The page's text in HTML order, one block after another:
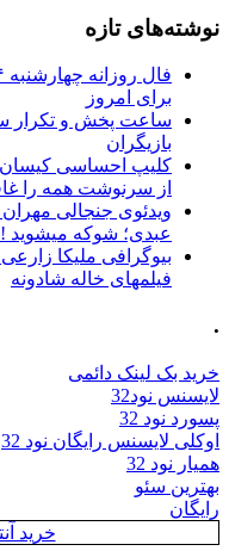
نوشته‌های تازه
برای امروز
ساعت پخش و تکرار
بازیگران
کلیپ احساسی کیسان
از سرنوشت همه را
ویدئوی جنجالی
عبدی؛ شوکه میشوید
بیوگرافی ملیکا
فیلمهای خاله شادونه
.
خرید بک لینک دائمی
لایسنس نود32
پسورد نود 32
اوکلی لایسنس رایگان نود 32
همیار نود 32
بهترین سئو
رایگان
خرید